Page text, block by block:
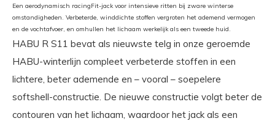
Een aerodynamisch racingFit-jack voor intensieve ritten bij zware winterse
omstandigheden. Verbeterde, winddichte stoffen vergroten het ademend vermogen
en de vochtafvoer, en omhullen het lichaam werkelijk als een tweede huid.
HABU R S11 bevat als nieuwste telg in onze geroemde
HABU-winterlijn compleet verbeterde stoffen in een
lichtere, beter ademende en – vooral – soepelere
softshell-constructie. De nieuwe constructie volgt beter de
contouren van het lichaam, waardoor het jack als een